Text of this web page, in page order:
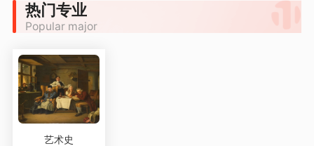
热门专业
Popular major
艺术史